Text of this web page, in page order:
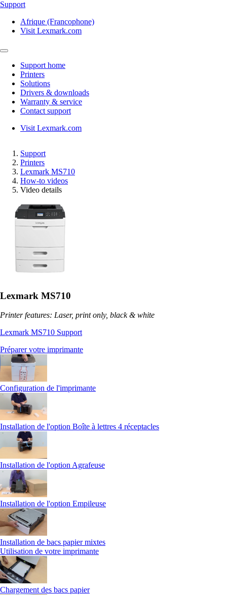
Support
Afrique (Francophone)
Visit Lexmark.com
Support home
Printers
Solutions
Drivers & downloads
Warranty & service
Contact support
Visit Lexmark.com
Support
Printers
Lexmark MS710
How-to videos
Video details
Lexmark MS710
Printer features: Laser, print only, black & white
Lexmark MS710 Support
Préparer votre imprimante
Configuration de l'imprimante
Installation de l'option Boîte à lettres 4 réceptacles
Installation de l'option Agrafeuse
Installation de l'option Empileuse
Installation de bacs papier mixtes
Utilisation de votre imprimante
Chargement des bacs papier